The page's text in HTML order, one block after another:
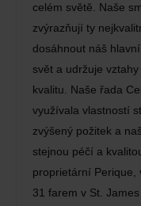
celém světě. Naše
zvýrazňují ty
dosáhnout náš
svět a udržuje
kvalitu. Naše řada
využívala vlastností
zvýšený požitek a
stejnou péčí a
proprietární Perique,
31 farem v St.